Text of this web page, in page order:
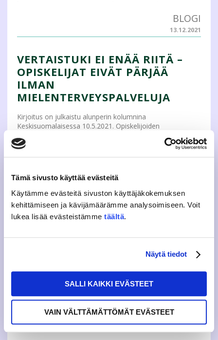
Tämä sivusto käyttää evästeitä
Käytämme evästeitä sivuston käyttäjäkokemuksen
kehittämiseen ja kävijämäärämme analysoimiseen. Voit
lukea lisää evästeistämme täältä.
Näytä tiedot
SALLI KAIKKI EVÄSTEET
VAIN VÄLTTÄMÄTTÖMÄT EVÄSTEET
BLOGI
13.12.2021
VERTAISTUKI EI ENÄÄ RIITÄ –
OPISKELIJAT EIVÄT PÄRJÄÄ
ILMAN
MIELENTERVEYSPALVELUJA
Kirjoitus on julkaistu alunperin kolumnina
Keskisuomalaisessa 10.5.2021. Opiskelijoiden
mielenterveyspäivän valtakunnallisen kampanjan teemana
oli osallisuus ja oikeus apuun. Jyväskylän
26.5.2021
Keskisuomalaisessa 14.4.2021. “Mitä järkeä muka minun
päätökset kuitenkin? Yhdellä äänellä ei ole mitään
merkitystä kaikkien niiden muiden äänien rinnal...
BLOGI